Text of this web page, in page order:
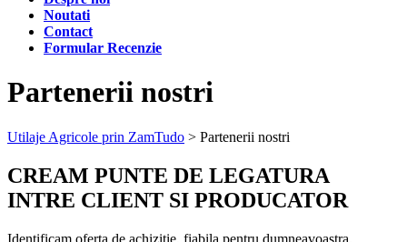
Noutati
Contact
Formular Recenzie
Partenerii nostri
Utilaje Agricole prin ZamTudo > Partenerii nostri
CREAM PUNTE DE LEGATURA
INTRE CLIENT SI PRODUCATOR
Identificam oferta de achizitie, fiabila pentru dumneavoastra.